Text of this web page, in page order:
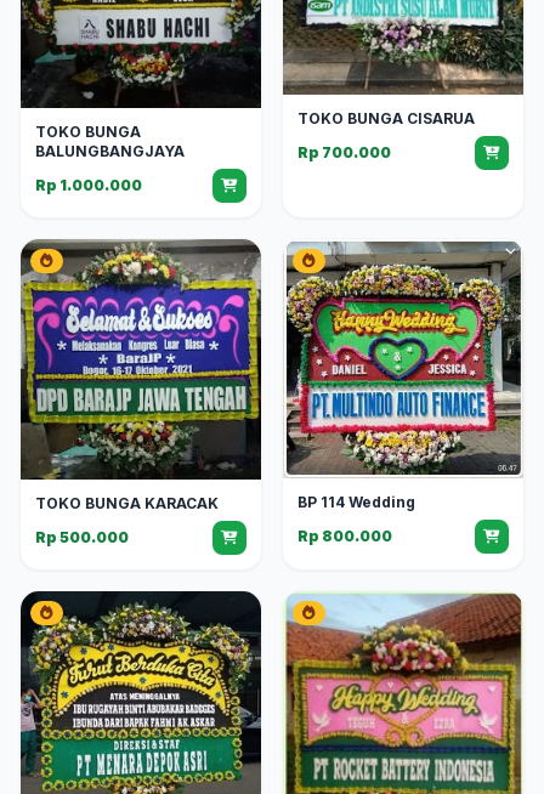
TOKO BUNGA
BALUNGBANGJAYA
Rp 1.000.000
TOKO BUNGA CISARUA
Rp 700.000
TOKO BUNGA KARACAK
Rp 500.000
BP 114 Wedding
Rp 800.000